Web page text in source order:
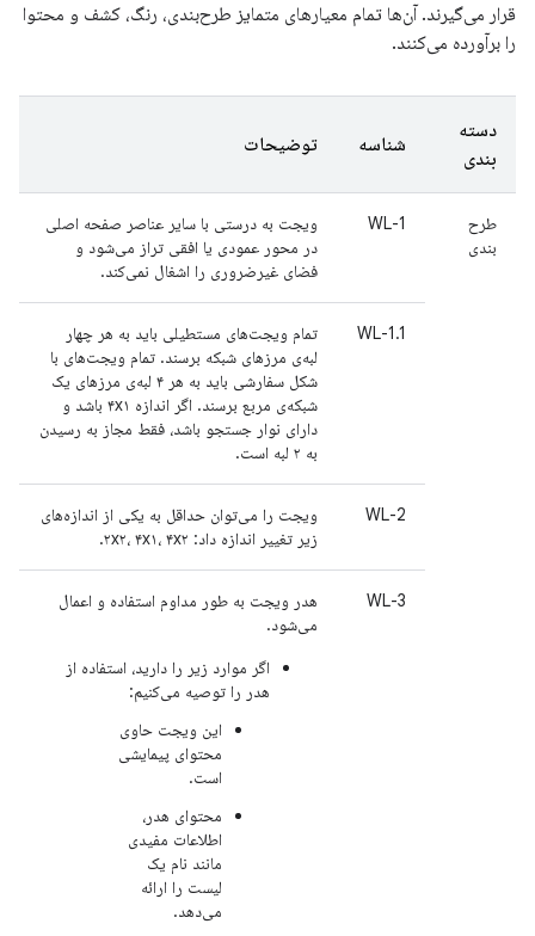
قرار می‌گیرند. آن‌ها تمام معیارهای متمایز طرح‌بندی، رنگ، کشف و محتوا
را برآورده می‌کنند.
دسته
بندی
شناسه توضیحات
طرح
بندی
WL-1
ویجت به درستی با سایر عناصر صفحه اصلی
در محور عمودی یا افقی تراز می‌شود و
فضای غیرضروری را اشغال نمی‌کند.
WL-1.1
تمام ویجت‌های مستطیلی باید به هر چهار
لبه‌ی مرزهای شبکه برسند. تمام ویجت‌های با
شکل سفارشی باید به هر ۴ لبه‌ی مرزهای یک
شبکه‌ی مربع برسند. اگر اندازه ۴x۱ باشد و
دارای نوار جستجو باشد، فقط مجاز به رسیدن
به ۲ لبه است.
WL-2
ویجت را می‌توان حداقل به یکی از اندازه‌های
زیر تغییر اندازه داد: ۲x۲، ۴x۱، ۴x۲.
WL-3
هدر ویجت به طور مداوم استفاده و اعمال
می‌شود.
اگر موارد زیر را دارید، استفاده از
هدر را توصیه می‌کنیم:
این ویجت حاوی
محتوای پیمایشی
است.
محتوای هدر،
اطلاعات مفیدی
مانند نام یک
لیست را ارائه
می‌دهد.